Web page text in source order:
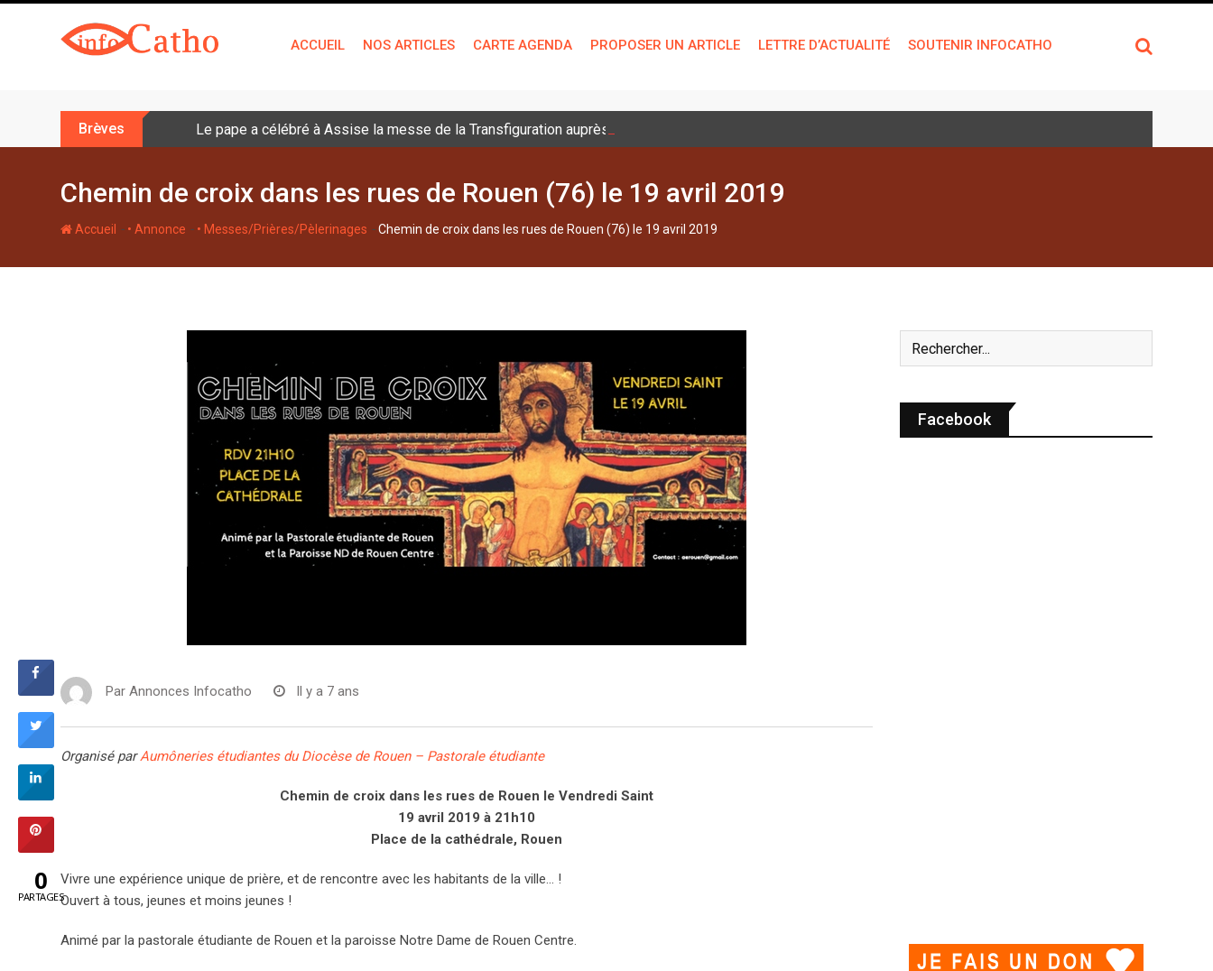
t
ACCUEIL NOS ARTICLES CARTE AGENDA PROPOSER UN ARTICLE LETTRE D’ACTUALITÉ SOUTENIR INFOCATHO
Brèves Le pape a célébré à Assise la messe de la Transfiguration auprès des jeunes
Chemin de croix dans les rues de Rouen (76) le 19 avril 2019
Accueil - • Annonce - • Messes/Prières/Pèlerinages -Chemin de croix dans les rues de Rouen (76) le 19 avril 2019
Par Annonces Infocatho Il y a 7 ans
Organisé parAumôneries étudiantes du Diocèse de Rouen – Pastorale étudiante
Chemin de croix dans les rues de Rouen le Vendredi Saint
19 avril 2019 à 21h10
Place de la cathédrale, Rouen
Vivre une expérience unique de prière, et de rencontre avec les habitants de la ville… !
Ouvert à tous, jeunes et moins jeunes !
Animé par la pastorale étudiante de Rouen et la paroisse Notre Dame de Rouen Centre.
Facebook
0
PARTAGES